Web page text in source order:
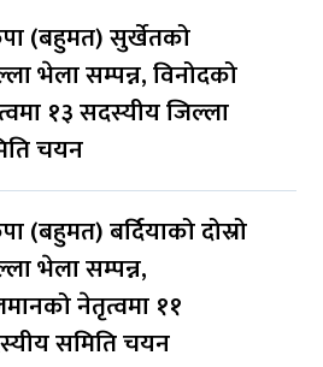
(बहुमत) सुर्खेतको
भेला सम्पन्न, विनोदको
१३ सदस्यीय जिल्ला
चयन
(बहुमत) बर्दियाको दोस्रो
भेला सम्पन्न,
नेतृत्वमा ११
समिति चयन